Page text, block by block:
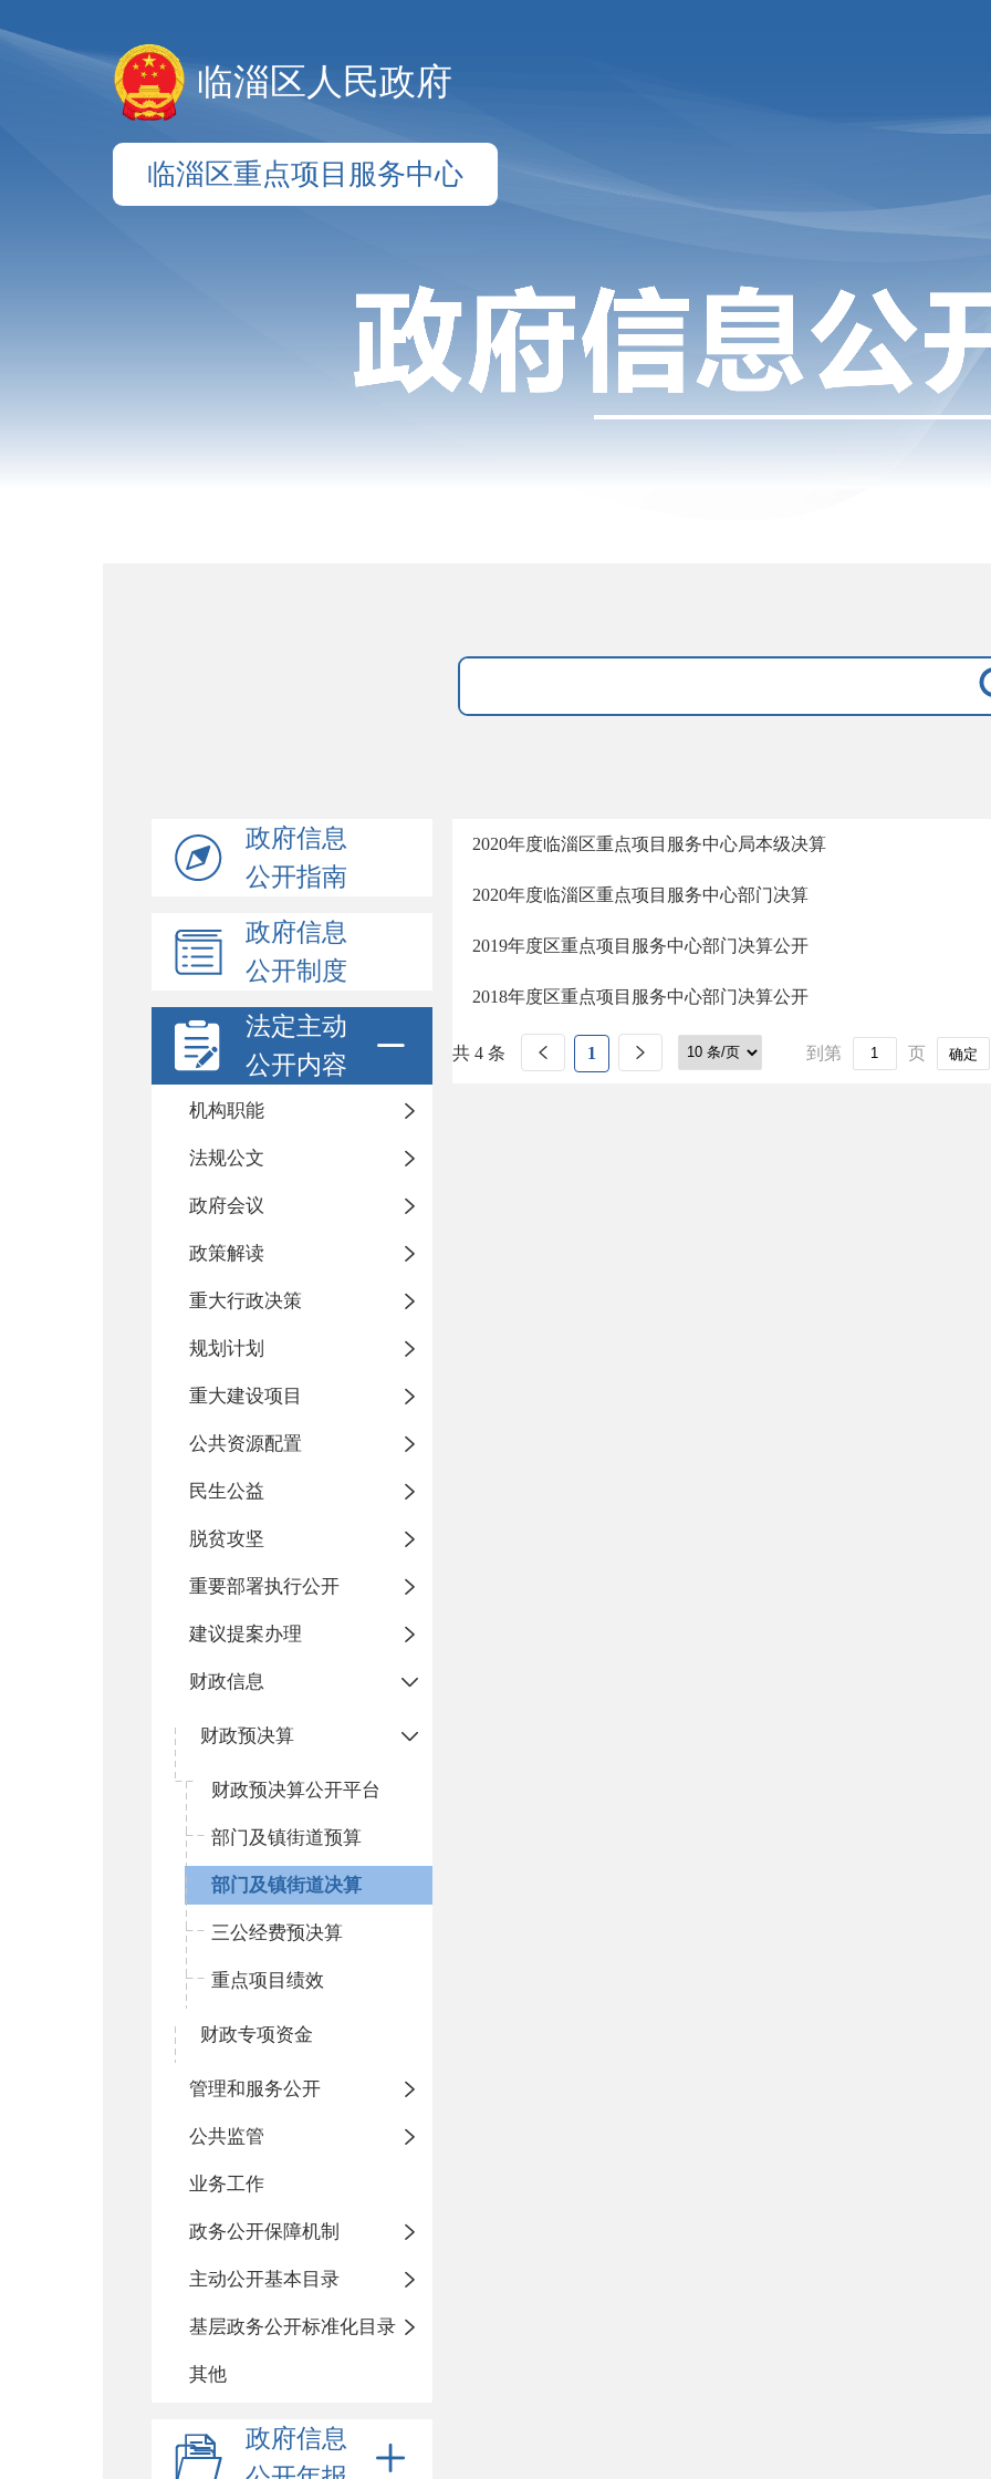
临淄区人民政府
临淄区重点项目服务中心
政府信息
公开指南
政府信息
公开制度
法定主动
公开内容
机构职能
法规公文
政府会议
政策解读
重大行政决策
规划计划
重大建设项目
公共资源配置
民生公益
脱贫攻坚
重要部署执行公开
建议提案办理
财政信息
财政预决算
财政预决算公开平台
部门及镇街道预算
部门及镇街道决算
三公经费预决算
重点项目绩效
财政专项资金
管理和服务公开
公共监管
业务工作
政务公开保障机制
主动公开基本目录
基层政务公开标准化目录
其他
政府信息
2020年度临淄区重点项目服务中心局本级决算
2020年度临淄区重点项目服务中心部门决算
2019年度区重点项目服务中心部门决算公开
2018年度区重点项目服务中心部门决算公开
共 4 条 1 到第 页 确定